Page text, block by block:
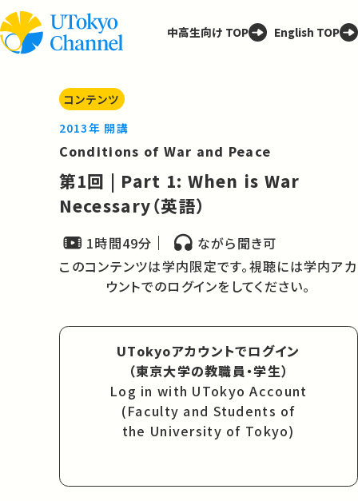
中高生向け TOP English TOP
コンテンツ
2013年 開講
Conditions of War and Peace
第1回 | Part 1: When is War
Necessary（英語）
1時間49分
ながら聞き可
このコンテンツは学内限定です。視聴には学内アカ
ウントでのログインをしてください。
UTokyoアカウントでログイン
（東京大学の教職員・学生）
Log in with UTokyo Account
(Faculty and Students of
the University of Tokyo)